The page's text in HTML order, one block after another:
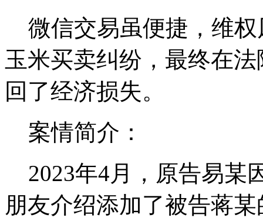
微信交易虽便捷，维权
玉米买卖纠纷，最终在
回了经济损失。
案情简介：
2023年4月，原告易某
朋友介绍添加了被告蒋